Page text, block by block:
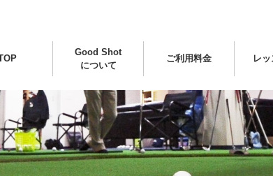
Good Shot
について
ご利用料金 レ